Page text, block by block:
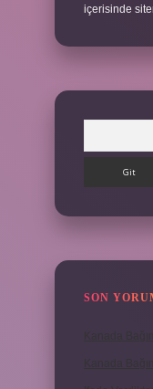
içerisinde
SON